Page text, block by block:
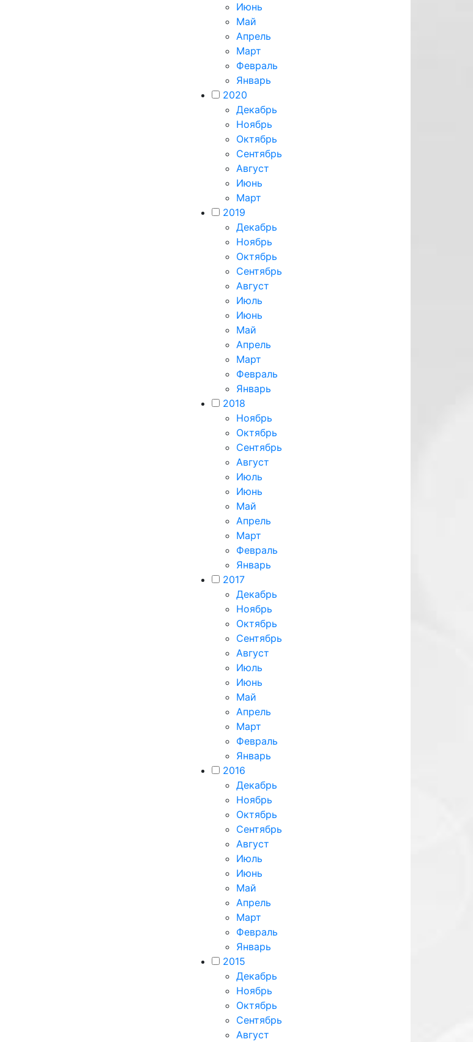
Июнь
Май
Апрель
Март
Февраль
Январь
2020
Декабрь
Ноябрь
Октябрь
Сентябрь
Август
Июнь
Март
2019
Декабрь
Ноябрь
Октябрь
Сентябрь
Август
Июль
Июнь
Май
Апрель
Март
Февраль
Январь
2018
Ноябрь
Октябрь
Сентябрь
Август
Июль
Июнь
Май
Апрель
Март
Февраль
Январь
2017
Декабрь
Ноябрь
Октябрь
Сентябрь
Август
Июль
Июнь
Май
Апрель
Март
Февраль
Январь
2016
Декабрь
Ноябрь
Октябрь
Сентябрь
Август
Июль
Июнь
Май
Апрель
Март
Февраль
Январь
2015
Декабрь
Ноябрь
Октябрь
Сентябрь
Август